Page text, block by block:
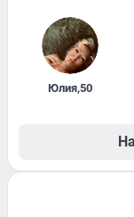
Юлия,50